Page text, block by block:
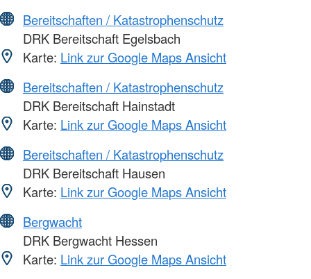
Bereitschaften / Katastrophenschutz
DRK Bereitschaft Egelsbach
Karte: Link zur Google Maps Ansicht
Bereitschaften / Katastrophenschutz
DRK Bereitschaft Hainstadt
Karte: Link zur Google Maps Ansicht
Bereitschaften / Katastrophenschutz
DRK Bereitschaft Hausen
Karte: Link zur Google Maps Ansicht
Bergwacht
DRK Bergwacht Hessen
Karte: Link zur Google Maps Ansicht